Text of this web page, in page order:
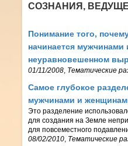
СОЗНАНИЯ,
Понимание того,
начинается мужчинами
неуравновешенном
01/11/2008 Тематические
Самое глубокое
мужчинами и
Это разделение
для создания на Земле
для повсеместного
08/02/2010 Тематические